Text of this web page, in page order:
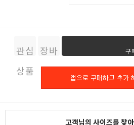
관심
상품
장바
구니
구
고객님의 사이즈를 찾